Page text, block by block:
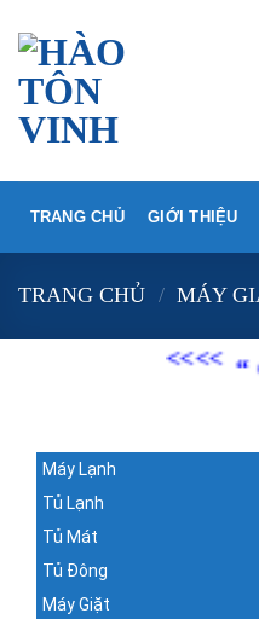
content
TRANG CHỦ GIỚI THIỆU
TRANG CHỦ / MÁY
“
Máy Lạnh
Tủ Lạnh
Tủ Mát
Tủ Đông
Máy Giặt